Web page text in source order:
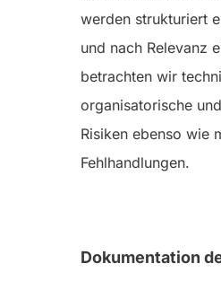
werden strukturiert
und nach Relevanz
betrachten wir
organisatorische
Risiken ebenso wie
Fehlhandlungen.
Dokumentation